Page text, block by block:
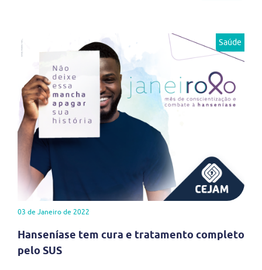
Saúde
03 de Janeiro de 2022
Hanseníase tem cura e tratamento completo
pelo SUS